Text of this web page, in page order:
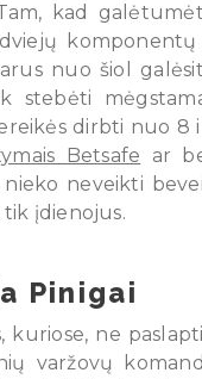
kad
komponentų
nuo šiol
stebėti
dirbti nuo 8
Betsafe ar
neveikti
tik įdienojus.
Pinigai
kuriose, ne
varžovų